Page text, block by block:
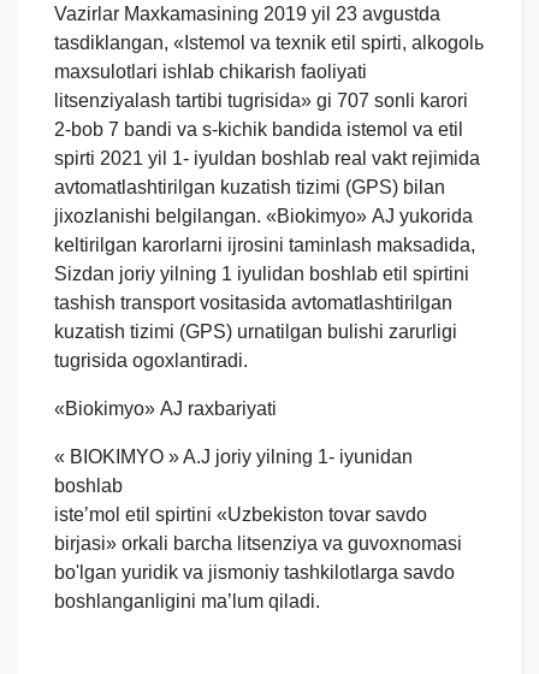
Vazirlar Maxkamasining 2019 yil 23 avgustda
tasdiklangan, «Istemol va texnik etil spirti, alkogolь
maxsulotlari ishlab chikarish faoliyati
litsenziyalash tartibi tugrisida» gi 707 sonli karori
2-bob 7 bandi va s-kichik bandida istemol va etil
spirti 2021 yil 1- iyuldan boshlab real vakt rejimida
avtomatlashtirilgan kuzatish tizimi (GPS) bilan
jixozlanishi belgilangan. «Biokimyo» АJ yukorida
keltirilgan karorlarni ijrosini taminlash maksadida,
Sizdan joriy yilning 1 iyulidan boshlab etil spirtini
tashish transport vositasida avtomatlashtirilgan
kuzatish tizimi (GPS) urnatilgan bulishi zarurligi
tugrisida ogoxlantiradi.
«Biokimyo» АJ raxbariyati
« BIOKIMYO » A.J joriy yilning 1- iyunidan
boshlab
isteʼmol etil spirtini «Uzbekiston tovar savdo
birjasi» orkali barcha litsenziya va guvoxnomasi
bo'lgan yuridik va jismoniy tashkilotlarga savdo
boshlanganligini maʼlum qiladi.